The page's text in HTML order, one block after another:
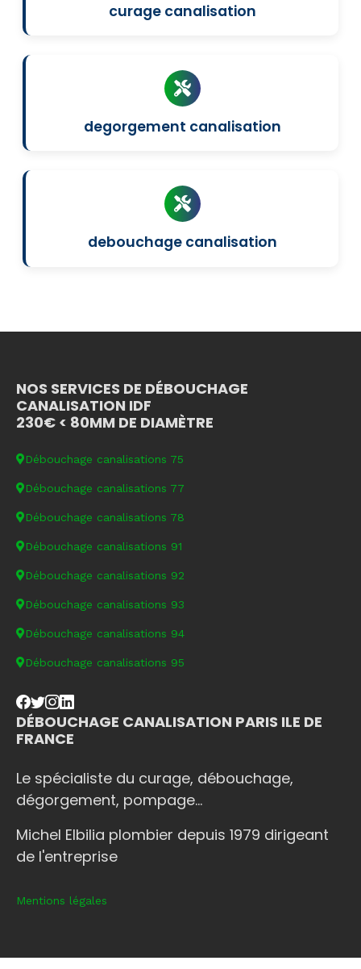
curage canalisation
degorgement canalisation
debouchage canalisation
NOS SERVICES DE DÉBOUCHAGE
CANALISATION IDF
230€ < 80MM DE DIAMÈTRE
Débouchage canalisations 75
Débouchage canalisations 77
Débouchage canalisations 78
Débouchage canalisations 91
Débouchage canalisations 92
Débouchage canalisations 93
Débouchage canalisations 94
Débouchage canalisations 95
DÉBOUCHAGE CANALISATION PARIS ILE DE
FRANCE
Le spécialiste du curage, débouchage,
dégorgement, pompage...
Michel Elbilia plombier depuis 1979 dirigeant
de l'entreprise
Mentions légales